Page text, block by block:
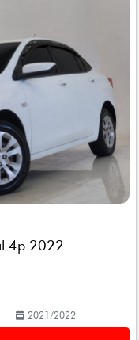
4p 2022
2021/2022